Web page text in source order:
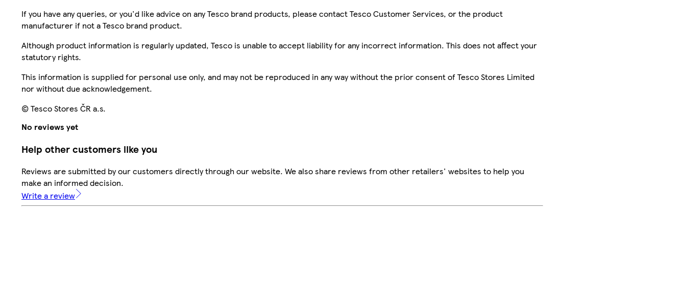
If you have any queries, or you'd like advice on any Tesco brand products, please contact Tesco Customer Services, or the product
manufacturer if not a Tesco brand product.
Although product information is regularly updated, Tesco is unable to accept liability for any incorrect information. This does not affect your
statutory rights.
This information is supplied for personal use only, and may not be reproduced in any way without the prior consent of Tesco Stores Limited
nor without due acknowledgement.
© Tesco Stores ČR a.s.
No reviews yet
Help other customers like you
Reviews are submitted by our customers directly through our website. We also share reviews from other retailers' websites to help you
make an informed decision.
Write a review